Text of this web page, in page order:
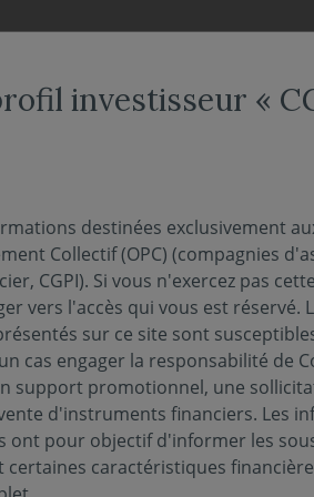
extra-
en matière extra-
de gestion, depuis le 10
AMF »), de nouvelles
le degré de prise en
investisseur «
destinées exclusivement
Collectif (OPC) (compagnies
CGPI). Si vous n'exercez pas
vers l'accès qui vous est réservé.
sur ce site sont
cas engager la responsabilité de
support promotionnel, une
d'instruments financiers. Les
ont pour objectif d'informer les
caractéristiques